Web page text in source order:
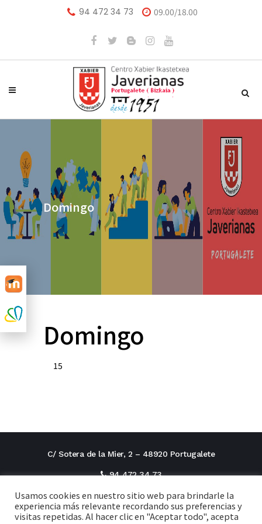
94 472 34 73 09.00/18.00
Domingo
Domingo
15
C/ Sotera de la Mier, 2 – 48920 Portugalete
94 472 34 73
direcciontitular@cxi.fjaverianas.com
secretaria@cxi.fjaverianas.com
Usamos cookies en nuestro sitio web para brindarle la
experiencia más relevante recordando sus preferencias y
visitas repetidas. Al hacer clic en "Aceptar todo", acepta